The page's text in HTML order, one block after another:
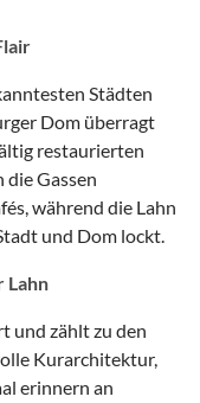
Städten
Dom überragt
restaurierten
die Gassen
während die Lahn
und Dom lockt.
Lahn
und zählt zu den
Kurarchitektur,
erinnern an